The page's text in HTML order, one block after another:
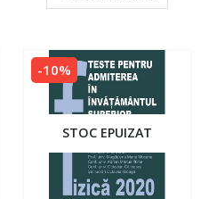
-10%
STOC EPUIZAT